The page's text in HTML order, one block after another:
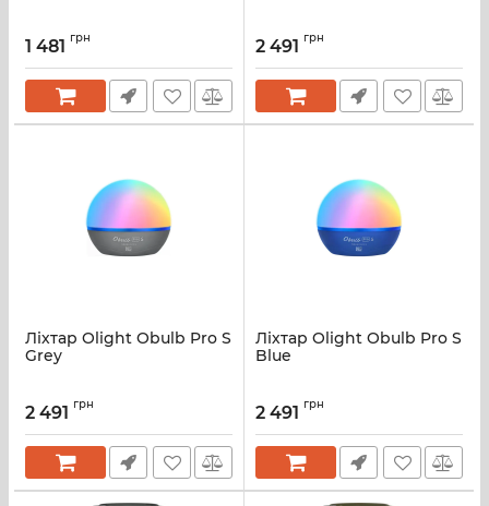
1 481 грн 2 491 грн
Ліхтар Olight Obulb Pro S
Grey
2 491 грн
Ліхтар Olight Obulb Pro S
Blue
2 491 грн